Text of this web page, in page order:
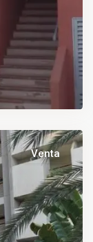
Venta